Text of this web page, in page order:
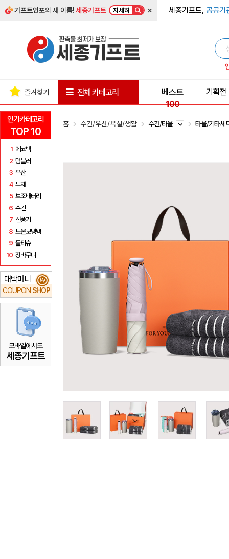
기프트인포의 새 이름!세종기프트 자세히 × 세종기프트, 공공기
인기카테고리
TOP 10
1 에코백
2 텀블러
3 우산
4 부채
5 보조배터리
6 수건
7 선풍기
8 보온보냉백
9 물티슈
10 장바구니
대박머니
COUPON SHOP
₩
모바일에서도
세종기프트
즐겨찾기 전체 카테고리
베스트
100
기획전
홈 수건/우산/욕실/생활 수건/타올 타올/기타